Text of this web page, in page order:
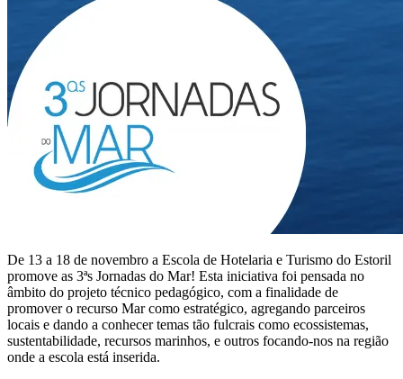
De 13 a 18 de novembro a Escola de Hotelaria e Turismo do Estoril
promove as 3ªs Jornadas do Mar! Esta iniciativa foi pensada no
âmbito do projeto técnico pedagógico, com a finalidade de
promover o recurso Mar como estratégico, agregando parceiros
locais e dando a conhecer temas tão fulcrais como ecossistemas,
sustentabilidade, recursos marinhos, e outros focando-nos na região
onde a escola está inserida.